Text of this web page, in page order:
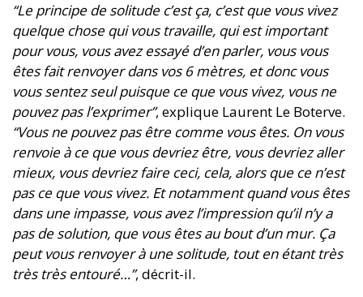
“Le principe de solitude c’est ça, c’est que vous vivez
quelque chose qui vous travaille, qui est important
pour vous, vous avez essayé d’en parler, vous vous
êtes fait renvoyer dans vos 6 mètres, et donc vous
vous sentez seul puisque ce que vous vivez, vous ne
pouvez pas l’exprimer”, explique Laurent Le Boterve.
“Vous ne pouvez pas être comme vous êtes. On vous
renvoie à ce que vous devriez être, vous devriez aller
mieux, vous devriez faire ceci, cela, alors que ce n’est
pas ce que vous vivez. Et notamment quand vous êtes
dans une impasse, vous avez l’impression qu’il n’y a
pas de solution, que vous êtes au bout d’un mur. Ça
peut vous renvoyer à une solitude, tout en étant très
très très entouré…”, décrit-il.